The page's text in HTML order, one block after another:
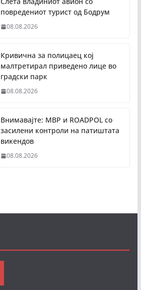
повредениот турист од Бодрум
08.08.2026
Кривична за полицаец кој
малтретирал приведено лице во
градски парк
08.08.2026
Внимавајте: МВР и ROADPOL со
засилени контроли на патиштата
викендов
08.08.2026